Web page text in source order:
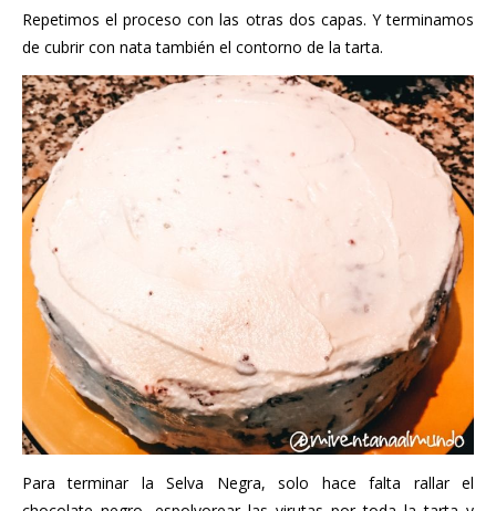
Repetimos el proceso con las otras dos capas. Y terminamos
de cubrir con nata también el contorno de la tarta.
Para terminar la Selva Negra, solo hace falta rallar el